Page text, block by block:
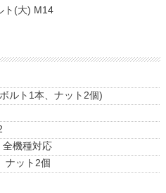
ト(大) M14
ルト1本、ナット2個)
機種対応
ナット2個